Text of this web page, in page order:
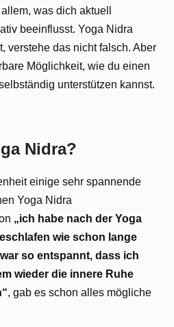
was dich aktuell
beeinflusst. Yoga Nidra
verstehe das nicht falsch. Aber
Möglichkeit, wie du einen
unterstützen kannst.
Nidra?
einige sehr spannende
Yoga Nidra
„ich habe nach der Yoga
wie schon lange
so entspannt, dass ich
wieder die innere Ruhe
, gab es schon alles mögliche